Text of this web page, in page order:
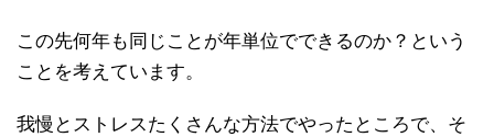
この先何年も同じことが年単位でできるのか？という
ことを考えています。
我慢とストレスたくさんな方法でやったところで、そ